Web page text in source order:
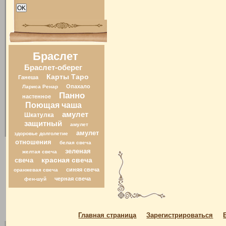
Браслет
Браслет-оберег
Ганеша Карты Таро
Лариса Ренар
Опахало
настенное
Панно
Поющая чаша
Шкатулка
амулет
защитный
амулет
здоровье долголетие
амулет
отношения
белая свеча
желтая свеча
зеленая
свеча
красная свеча
оранжевая свеча синяя свеча
фен-шуй черная свеча
Главная страница Зарегистрироваться